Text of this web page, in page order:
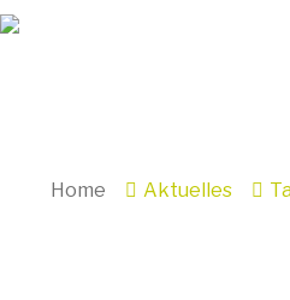
Home Aktuelles